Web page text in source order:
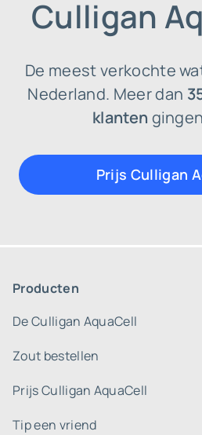
Culligan
De meest verkochte
Nederland. Meer dan
klanten
Prijs Culligan
Producten
De Culligan AquaCell
Zout bestellen
Prijs Culligan AquaCell
Tip een vriend